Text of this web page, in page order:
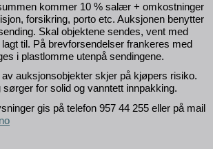
kommer 10 % salær + omkostninger
forsikring, porto etc. Auksjonen benytter
Skal objektene sendes, vent med
lagt til. På brevforsendelser frankeres med
i plastlomme utenpå sendingene.
auksjonsobjekter skjer på kjøpers risiko.
for solid og vanntett innpakking.
gis på telefon 957 44 255 eller på mail